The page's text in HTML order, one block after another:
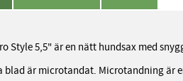
Style 5,5" är en nätt hundsax med
blad är microtandat. Microtandning är